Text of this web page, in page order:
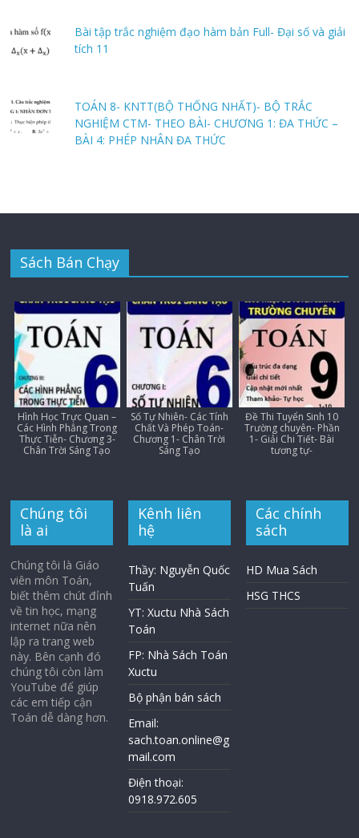
Bài tập trắc nghiệm đạo hàm bản Full- Đại số và giải
tích 11
TOÁN 8- KNTT(BỘ THỐNG NHẤT)- BỘ TRẮC
NGHIỆM CTM- THEO BÀI- CHƯƠNG 1: ĐA THỨC –
BÀI 4: PHÉP NHÂN ĐA THỨC
Sách Bán Chạy
Hình Học Trực Quan –
Các Hình Phẳng Trong
Thực Tiễn- Chương 3-
Chân Trời Sáng Tạo
Số Tự Nhiên- Các Tính
Chất Và Phép Toán-
Chương 1- Chân Trời
Sáng Tạo
Đề Thi Tuyển Sinh 10
Trường chuyên- Phần
1- Giải Chi Tiết- Bài
tương tự-
Chúng tôi
là ai
Chúng tôi là Giáo
viên môn Toán,
biết thêm chút đỉnh
về tin học, mạng
internet nữa nên
lập ra trang web
này. Bên cạnh đó
chúng tôi còn làm
YouTube để giúp
các em tiếp cận
Toán dễ dàng hơn.
Kênh liên
hệ
Thầy: Nguyễn Quốc
Tuấn
YT: Xuctu Nhà Sách
Toán
FP: Nhà Sách Toán
Xuctu
Bộ phận bán sách
Email:
sach.toan.online@g
mail.com
Điện thoại:
0918.972.605
Các chính
sách
HD Mua Sách
HSG THCS